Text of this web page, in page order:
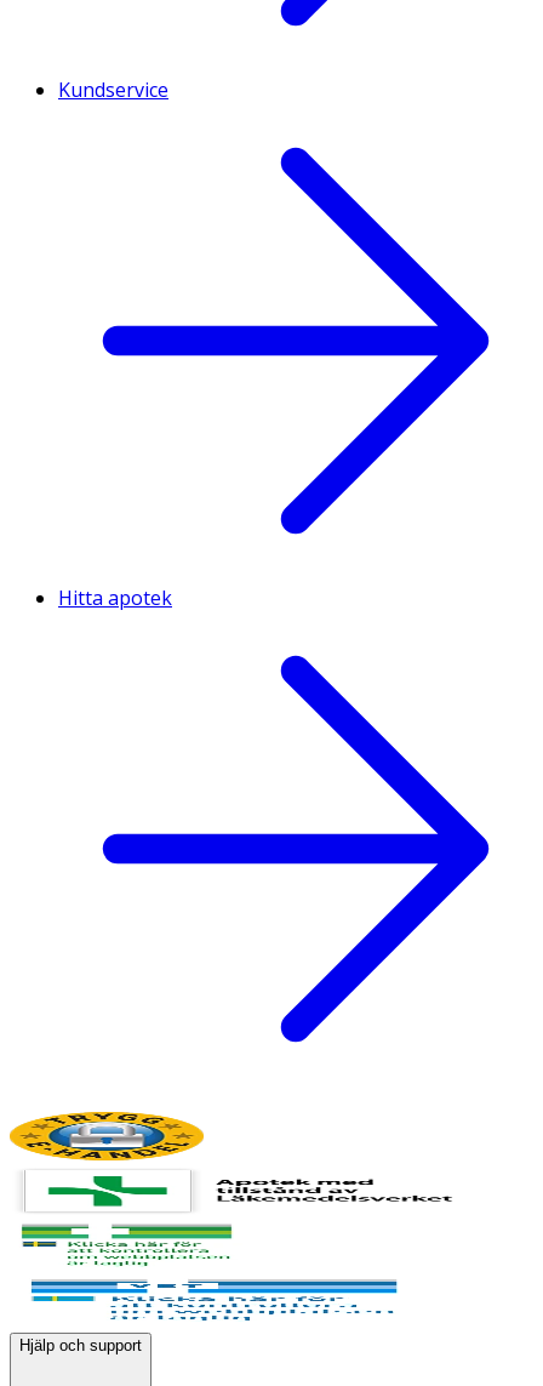
Kundservice
Hitta apotek
Hjälp och support